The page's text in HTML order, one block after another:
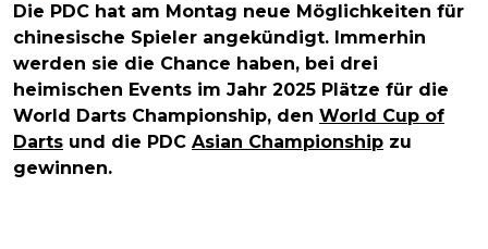
Die PDC hat am Montag neue Möglichkeiten für
chinesische Spieler angekündigt. Immerhin
werden sie die Chance haben, bei drei
heimischen Events im Jahr 2025 Plätze für die
World Darts Championship, den World Cup of
Darts und die PDC Asian Championship zu
gewinnen.